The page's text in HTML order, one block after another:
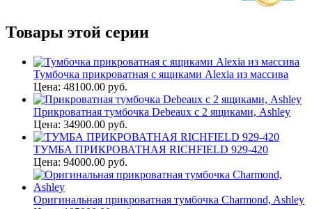
Товары этой серии
Тумбочка прикроватная с ящиками Alexia из массива
Цена: 48100.00 руб.
Прикроватная тумбочка Debeaux с 2 ящиками, Ashley
Цена: 34900.00 руб.
ТУМБА ПРИКРОВАТНАЯ RICHFIELD 929-420
Цена: 94000.00 руб.
Оригинальная прикроватная тумбочка Charmond, Ashley